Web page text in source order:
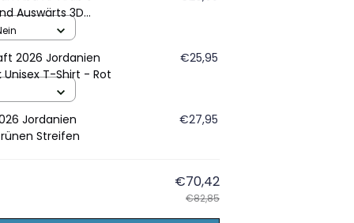
Auswärts 3D
- Rot
2026 Jordanien
T-Shirt - Rot
€25,95
Jordanien
Streifen
€27,95
€70,42
€82,85